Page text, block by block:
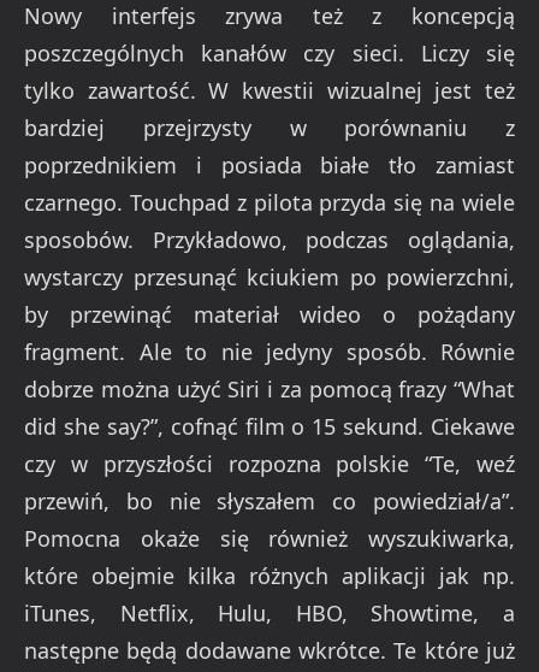
Nowy interfejs zrywa też z koncepcją
poszczególnych kanałów czy sieci. Liczy się
tylko zawartość. W kwestii wizualnej jest też
bardziej przejrzysty w porównaniu z
poprzednikiem i posiada białe tło zamiast
czarnego. Touchpad z pilota przyda się na wiele
sposobów. Przykładowo, podczas oglądania,
wystarczy przesunąć kciukiem po powierzchni,
by przewinąć materiał wideo o pożądany
fragment. Ale to nie jedyny sposób. Równie
dobrze można użyć Siri i za pomocą frazy “What
did she say?”, cofnąć film o 15 sekund. Ciekawe
czy w przyszłości rozpozna polskie “Te, weź
przewiń, bo nie słyszałem co powiedział/a”.
Pomocna okaże się również wyszukiwarka,
które obejmie kilka różnych aplikacji jak np.
iTunes, Netflix, Hulu, HBO, Showtime, a
następne będą dodawane wkrótce. Te które już